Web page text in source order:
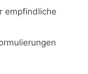
empfindliche